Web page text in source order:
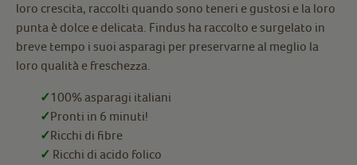
loro crescita, raccolti quando sono teneri e gustosi e la loro
punta è dolce e delicata. Findus ha raccolto e surgelato in
breve tempo i suoi asparagi per preservarne al meglio la
loro qualità e freschezza.
✓ 100% asparagi italiani
✓Pronti in 6 minuti!
✓Ricchi di fibre
✓ Ricchi di acido folico